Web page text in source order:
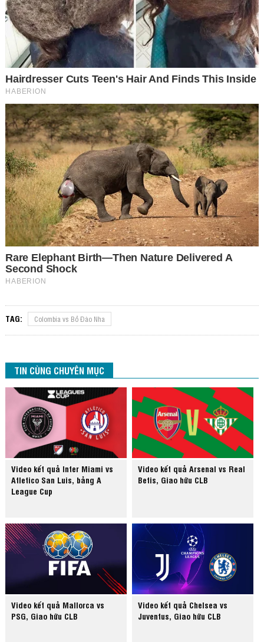
TAG: Colombia vs Bồ Đào Nha
TIN CÙNG CHUYÊN MỤC
Video kết quả Inter Miami vs
Atletico San Luis, bảng A
League Cup
Video kết quả Arsenal vs Real
Betis, Giao hữu CLB
Video kết quả Mallorca vs
PSG, Giao hữu CLB
Video kết quả Chelsea vs
Juventus, Giao hữu CLB